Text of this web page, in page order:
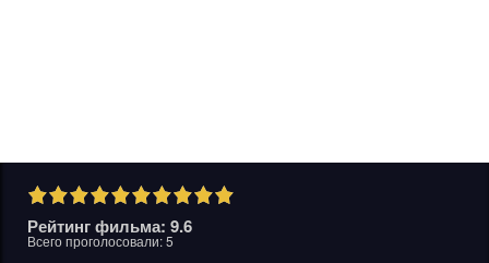
Рейтинг фильма: 9.6
Всего проголосовали:5